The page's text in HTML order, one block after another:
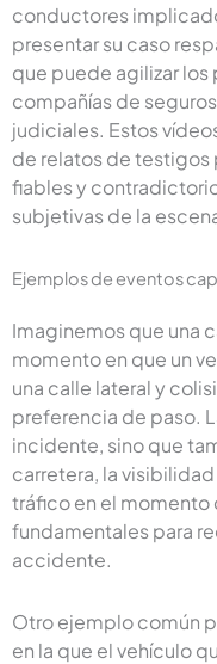
conductores
presentar su caso
que puede agilizar
compañías de
judiciales. Estos
de relatos de testigos
fiables y
subjetivas de la
Ejemplos de eventos
Imaginemos que una
momento en que un
una calle lateral y
preferencia de paso.
incidente, sino que
carretera, la
tráfico en el
fundamentales para
accidente.
Otro ejemplo común
en la que el vehículo